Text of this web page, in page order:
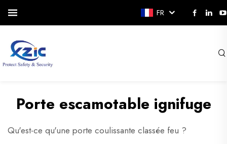
FR
Porte escamotable ignifuge
Qu'est-ce qu'une porte coulissante classée feu ?